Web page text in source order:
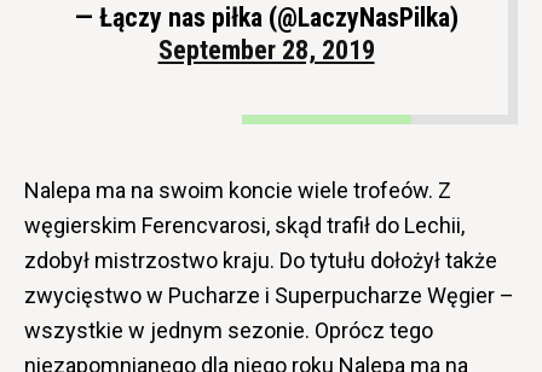
— Łączy nas piłka (@LaczyNasPilka)
September 28, 2019
Nalepa ma na swoim koncie wiele trofeów. Z
węgierskim Ferencvarosi, skąd trafił do Lechii,
zdobył mistrzostwo kraju. Do tytułu dołożył także
zwycięstwo w Pucharze i Superpucharze Węgier –
wszystkie w jednym sezonie. Oprócz tego
niezapomnianego dla niego roku Nalepa ma na